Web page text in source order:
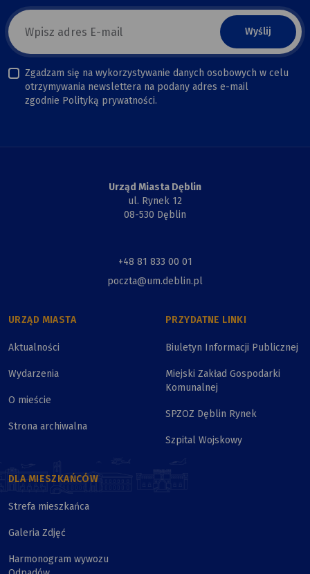
E-
mail
newsletter
Zgadzam się na wykorzystywanie danych osobowych w celu
otrzymywania newslettera na podany adres e-mail
zgodnie Polityką prywatności.
Urząd Miasta Dęblin
ul. Rynek 12
08-530 Dęblin
+48 81 833 00 01
poczta@um.deblin.pl
URZĄD MIASTA
Aktualności
Wydarzenia
O mieście
Strona archiwalna
PRZYDATNE LINKI
Biuletyn Informacji Publicznej
Miejski Zakład Gospodarki
Komunalnej
SPZOZ Dęblin Rynek
Szpital Wojskowy
DLA MIESZKAŃCÓW
Strefa mieszkańca
Galeria Zdjęć
Harmonogram wywozu